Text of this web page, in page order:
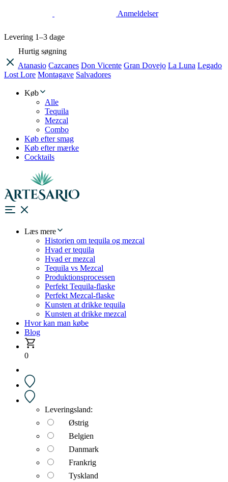
Anmeldelser
Levering 1–3 dage
Hurtig søgning
Atanasio Cazcanes Don Vicente Gran Dovejo La Luna Legado
Lost Lore Montagave Salvadores
Køb
Alle
Tequila
Mezcal
Combo
Køb efter smag
Køb efter mærke
Cocktails
Læs mere
Historien om tequila og mezcal
Hvad er tequila
Hvad er mezcal
Tequila vs Mezcal
Produktionsprocessen
Perfekt Tequila-flaske
Perfekt Mezcal-flaske
Kunsten at drikke tequila
Kunsten at drikke mezcal
Hvor kan man købe
Blog
0
Leveringsland:
Østrig
Belgien
Danmark
Frankrig
Tyskland